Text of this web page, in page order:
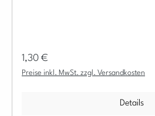
Regulärer Preis:
1,30 €
Preise inkl. MwSt. zzgl. Versandkosten
Details